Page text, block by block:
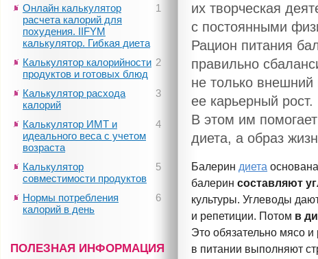
их творческая
с постоянными
Рацион питания
правильно
не только
ее карьерный
В этом им
диета, а образ
Балерин диета
балеринсоставляют
культуры. Углеводы
и репетиции. Потом в
Это обязательно мясо
в питании выполняют
1
Онлайн калькулятор
расчета калорий для
похудения. IIFYM
калькулятор. Гибкая диета
2
Калькулятор калорийности
продуктов и готовых блюд
3
Калькулятор расхода
калорий
4
Калькулятор ИМТ и
идеального веса с учетом
возраста
5
Калькулятор
совместимости продуктов
6
Нормы потребления
калорий в день
ПОЛЕЗНАЯ ИНФОРМАЦИЯ